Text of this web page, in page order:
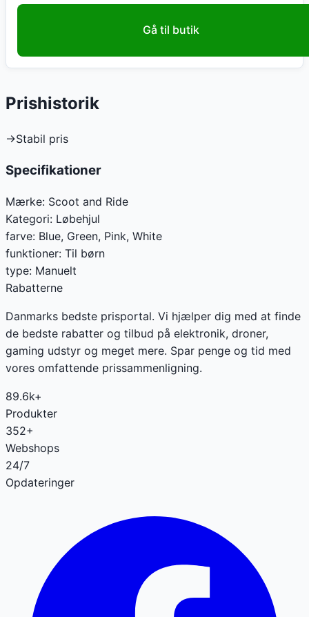
Gå til butik
Prishistorik
→Stabil pris
Specifikationer
Mærke: Scoot and Ride
Kategori: Løbehjul
farve: Blue, Green, Pink, White
funktioner: Til børn
type: Manuelt
Rabatterne
Danmarks bedste prisportal. Vi hjælper dig med at finde
de bedste rabatter og tilbud på elektronik, droner,
gaming udstyr og meget mere. Spar penge og tid med
vores omfattende prissammenligning.
89.6k+
Produkter
352+
Webshops
24/7
Opdateringer